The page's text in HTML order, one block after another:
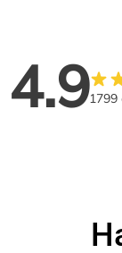
4.91799